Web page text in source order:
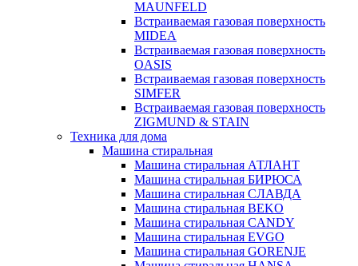
MAUNFELD
Встраиваемая газовая поверхность
MIDEA
Встраиваемая газовая поверхность
OASIS
Встраиваемая газовая поверхность
SIMFER
Встраиваемая газовая поверхность
ZIGMUND & STAIN
Техника для дома
Машина стиральная
Машина стиральная АТЛАНТ
Машина стиральная БИРЮСА
Машина стиральная СЛАВДА
Машина стиральная BEKO
Машина стиральная CANDY
Машина стиральная EVGO
Машина стиральная GORENJE